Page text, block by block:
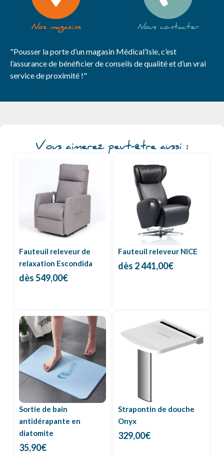
Nos magasins Nous contacter
"Pousser la porte d’un magasin Médical’Isle, c’est
l’assurance de bénéficier de conseils de qualité et d’un vrai
service de proximité !"
Vous aimerez peut-être aussi :
Fauteuil releveur de
relaxation Escondida
dès549,00€
Fauteuil releveur NICE
dès 2 441,00€
Sortie de bain
antidérapante en
diatomite
35,90€
Strapontin de douche
Onyx
329,00€